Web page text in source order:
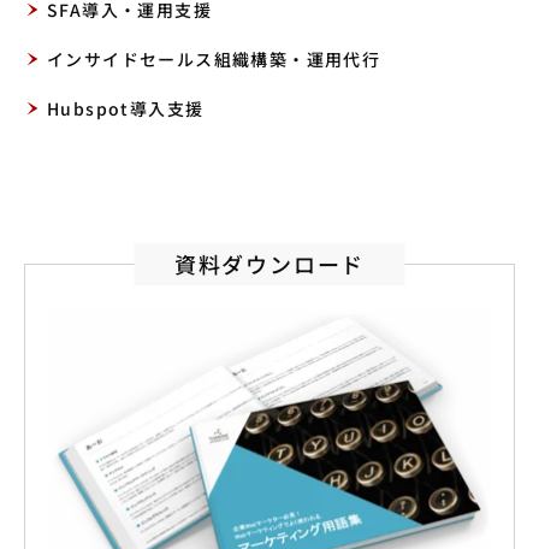
SFA導入・運用支援
インサイドセールス組織構築・運用代行
Hubspot導入支援
資料ダウンロード